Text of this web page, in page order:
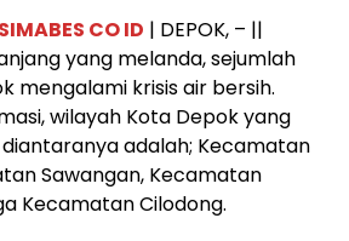
CO ID | DEPOK, – ||
yang melanda, sejumlah
mengalami krisis air bersih.
wilayah Kota Depok yang
adalah; Kecamatan
Sawangan, Kecamatan
Kecamatan Cilodong.